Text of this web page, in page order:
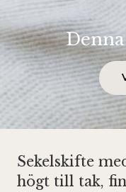
Sekelskifte
högt till tak,